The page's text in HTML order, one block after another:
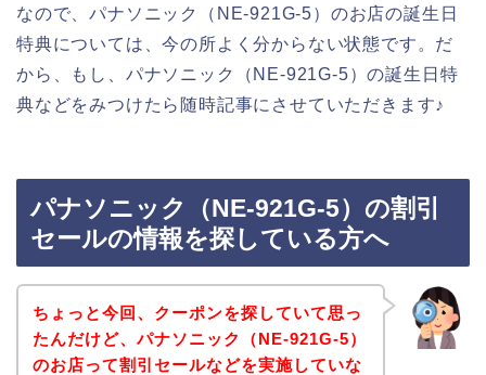
なので、パナソニック（NE-921G-5）のお店の誕生日
特典については、今の所よく分からない状態です。だ
から、もし、パナソニック（NE-921G-5）の誕生日特
典などをみつけたら随時記事にさせていただきます♪
パナソニック（NE-921G-5）の割引
セールの情報を探している方へ
ちょっと今回、クーポンを探していて思っ
たんだけど、パナソニック（NE-921G-5）
のお店って割引セールなどを実施していな